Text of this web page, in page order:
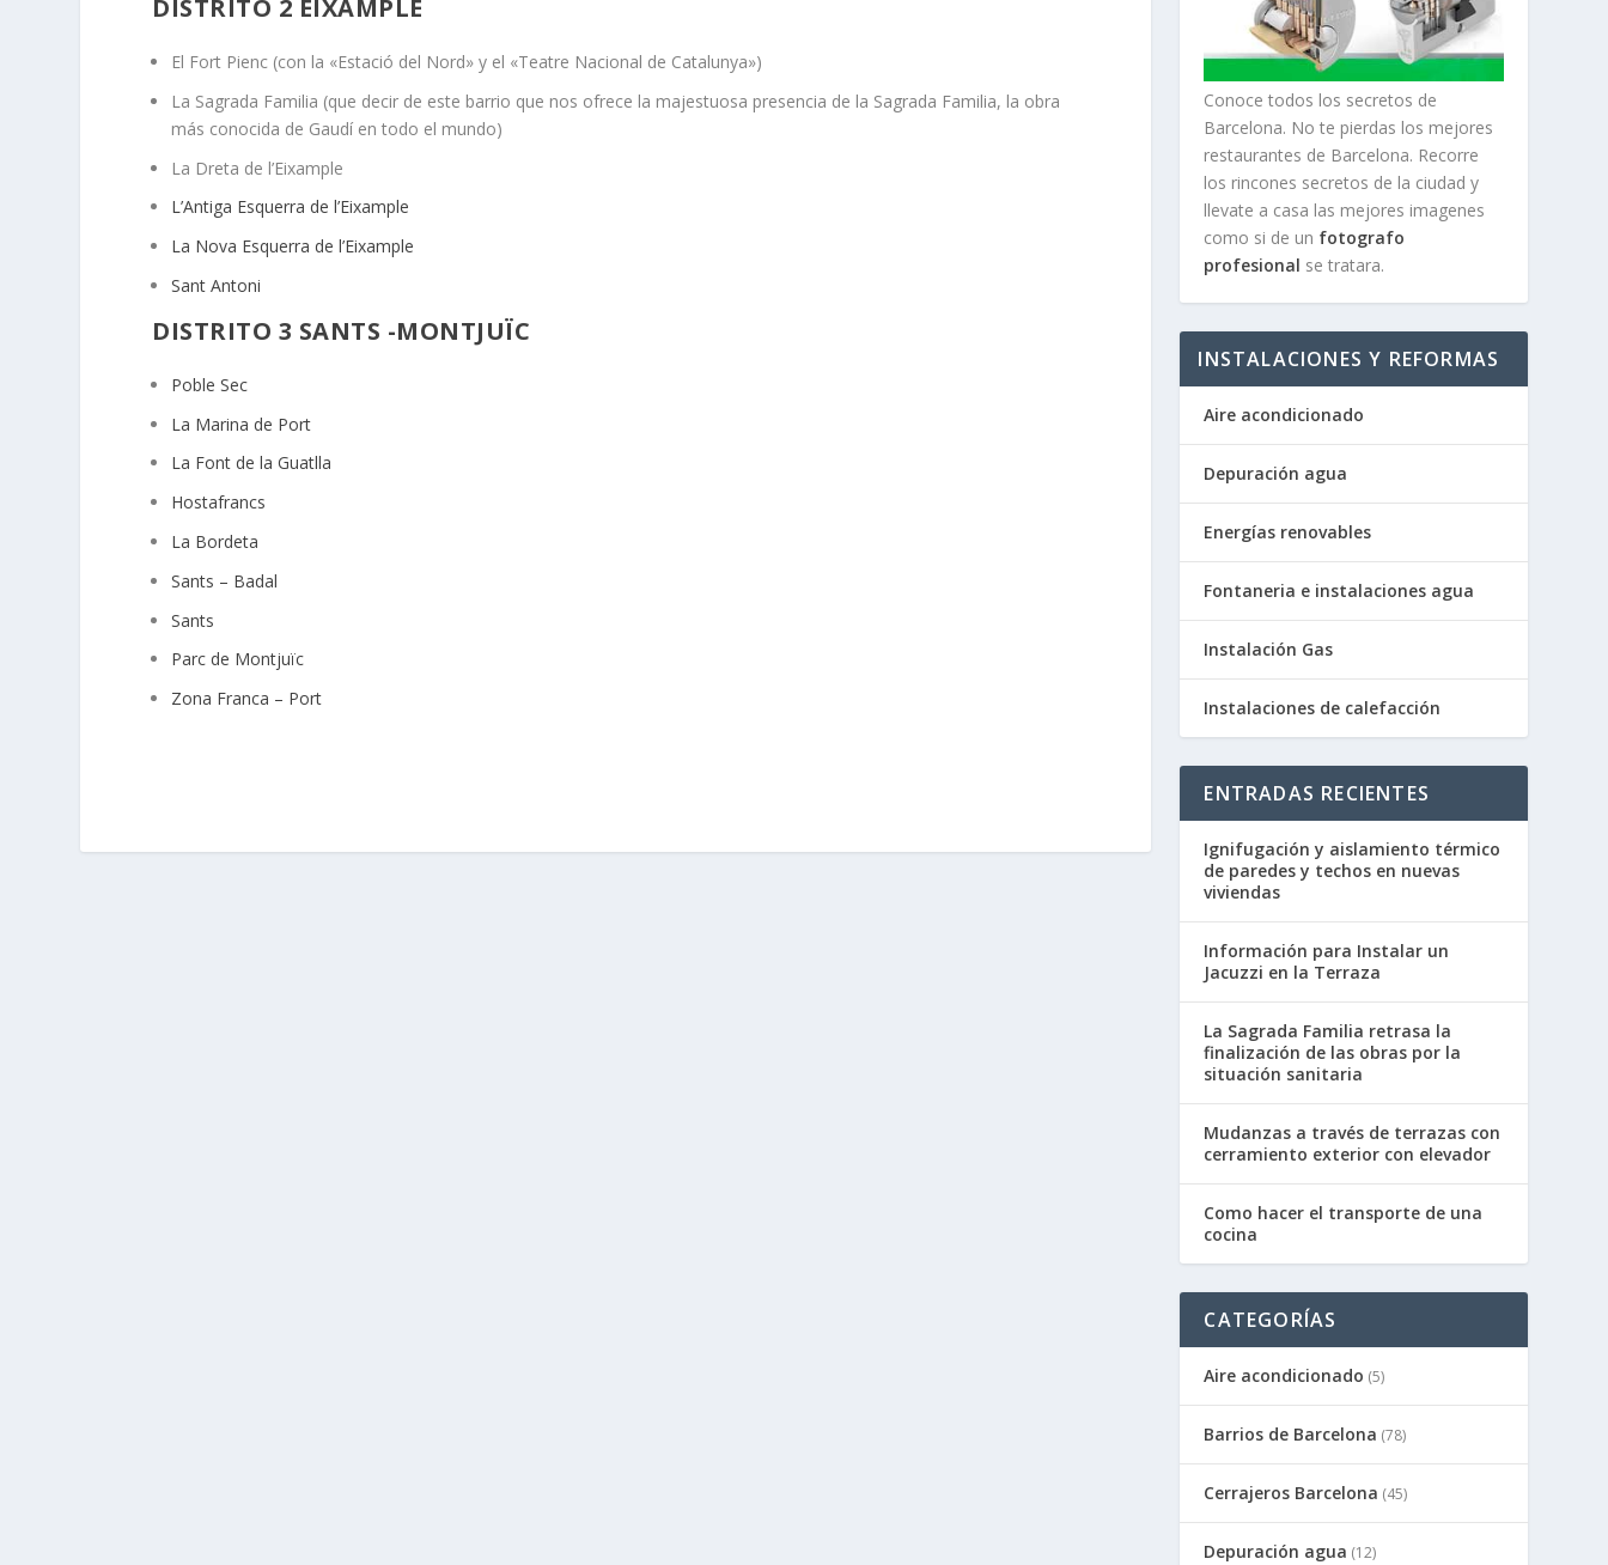
DISTRITO 2 EIXAMPLE
El Fort Pienc (con la «Estació del Nord» y el «Teatre Nacional de Catalunya»)
La Sagrada Familia (que decir de este barrio que nos ofrece la majestuosa presencia de la Sagrada Familia, la obra
más conocida de Gaudí en todo el mundo)
La Dreta de l’Eixample
L’Antiga Esquerra de l’Eixample
La Nova Esquerra de l’Eixample
Sant Antoni
DISTRITO 3 SANTS -MONTJUÏC
Poble Sec
La Marina de Port
La Font de la Guatlla
Hostafrancs
La Bordeta
Sants – Badal
Sants
Parc de Montjuïc
Zona Franca – Port
Conoce todos los secretos de
Barcelona. No te pierdas los mejores
restaurantes de Barcelona. Recorre
los rincones secretos de la ciudad y
llevate a casa las mejores imagenes
como si de un fotografo
profesional se tratara.
INSTALACIONES Y REFORMAS
Aire acondicionado
Depuración agua
Energías renovables
Fontaneria e instalaciones agua
Instalación Gas
Instalaciones de calefacción
ENTRADAS RECIENTES
Ignifugación y aislamiento térmico
de paredes y techos en nuevas
viviendas
Información para Instalar un
Jacuzzi en la Terraza
La Sagrada Familia retrasa la
finalización de las obras por la
situación sanitaria
Mudanzas a través de terrazas con
cerramiento exterior con elevador
Como hacer el transporte de una
cocina
CATEGORÍAS
Aire acondicionado (5)
Barrios de Barcelona (78)
Cerrajeros Barcelona (45)
Depuración agua (12)